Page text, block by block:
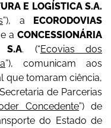
E LOGÍSTICA S.A.
”), a ECORODOVIAS
e a CONCESSIONÁRIA
S.A. (“Ecovias dos
”), comunicam aos
que tomaram ciência,
de Parcerias
Concedente”) de
do Estado de